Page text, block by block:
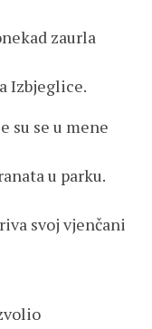
zaurla
Izbjeglice.
su se u mene
u parku.
svoj vjenčani